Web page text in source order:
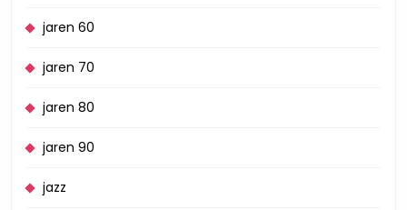
jaren 60
jaren 70
jaren 80
jaren 90
jazz